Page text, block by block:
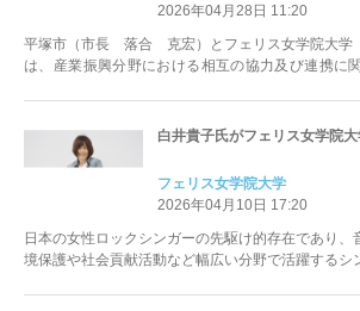
2026年04月28日 11:20
平塚市（市長 落合 克宏）とフェリス女学院大
は、産業振興分野における相互の協力及び連携に
白井貴子氏がフェリス女学院
フェリス女学院大学
2026年04月10日 17:20
日本の女性ロックシンガーの先駆け的存在であり、
境保護や社会貢献活動など幅広い分野で活躍するシ